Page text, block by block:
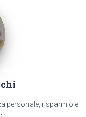
personale, risparmio e